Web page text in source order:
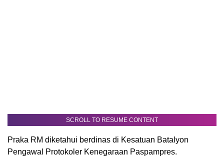
SCROLL TO RESUME CONTENT
Praka RM diketahui berdinas di Kesatuan Batalyon
Pengawal Protokoler Kenegaraan Paspampres.